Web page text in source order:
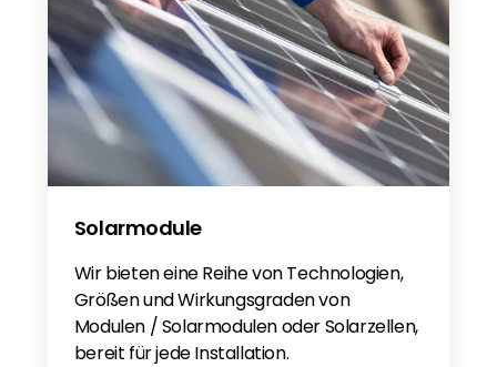
Solarmodule
Wir bieten eine Reihe von Technologien,
Größen und Wirkungsgraden von
Modulen / Solarmodulen oder Solarzellen,
bereit für jede Installation.